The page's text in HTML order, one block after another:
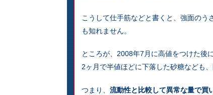
こうして仕手筋などと書くと、強面の
も知れません。
ところが、2008年7月に高値をつけた後
2ヶ月で半値ほどに下落した砂糖なども
つまり、流動性と比較して異常な量で買